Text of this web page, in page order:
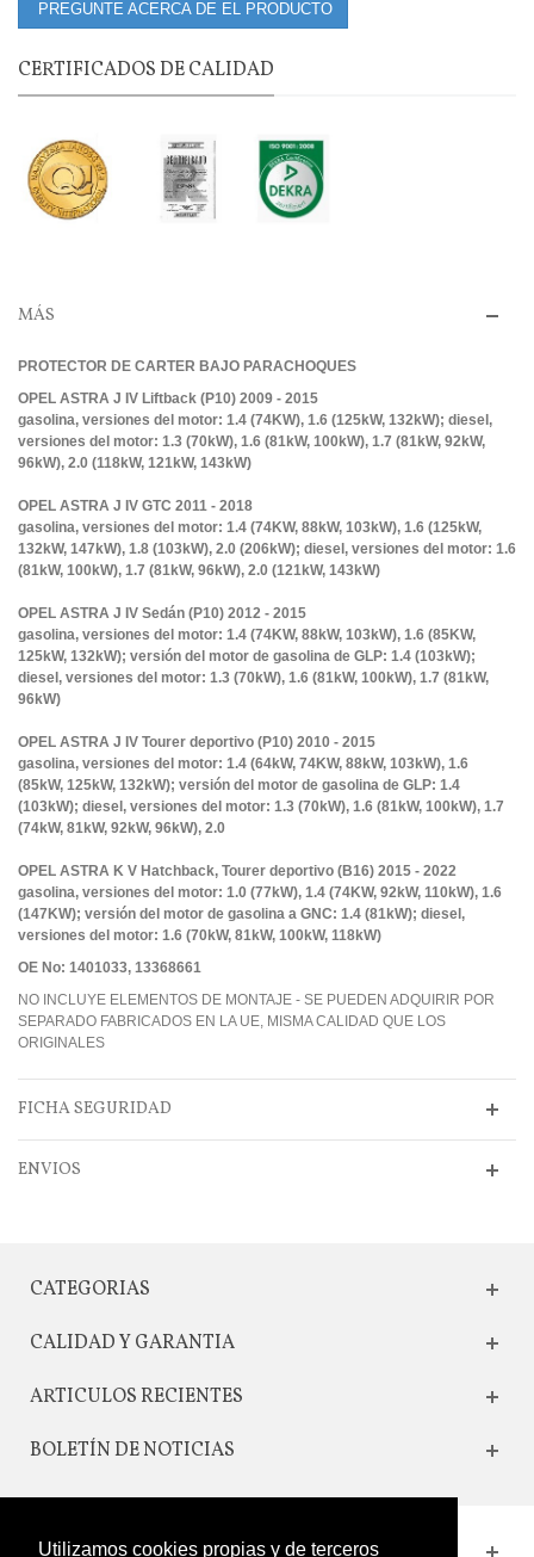
Utilizamos cookies propias y de terceros
PREGUNTE ACERCA DE EL PRODUCTO
CERTIFICADOS DE CALIDAD
MÁS
PROTECTOR DE CARTER BAJO PARACHOQUES
OPEL ASTRA J IV Liftback (P10) 2009 - 2015
gasolina, versiones del motor: 1.4 (74KW), 1.6 (125kW, 132kW); diesel,
versiones del motor: 1.3 (70kW), 1.6 (81kW, 100kW), 1.7 (81kW, 92kW,
96kW), 2.0 (118kW, 121kW, 143kW)
OPEL ASTRA J IV GTC 2011 - 2018
gasolina, versiones del motor: 1.4 (74KW, 88kW, 103kW), 1.6 (125kW,
132kW, 147kW), 1.8 (103kW), 2.0 (206kW); diesel, versiones del motor: 1.6
(81kW, 100kW), 1.7 (81kW, 96kW), 2.0 (121kW, 143kW)
OPEL ASTRA J IV Sedán (P10) 2012 - 2015
gasolina, versiones del motor: 1.4 (74KW, 88kW, 103kW), 1.6 (85KW,
125kW, 132kW); versión del motor de gasolina de GLP: 1.4 (103kW);
diesel, versiones del motor: 1.3 (70kW), 1.6 (81kW, 100kW), 1.7 (81kW,
96kW)
OPEL ASTRA J IV Tourer deportivo (P10) 2010 - 2015
gasolina, versiones del motor: 1.4 (64kW, 74KW, 88kW, 103kW), 1.6
(85kW, 125kW, 132kW); versión del motor de gasolina de GLP: 1.4
(103kW); diesel, versiones del motor: 1.3 (70kW), 1.6 (81kW, 100kW), 1.7
(74kW, 81kW, 92kW, 96kW), 2.0
OPEL ASTRA K V Hatchback, Tourer deportivo (B16) 2015 - 2022
gasolina, versiones del motor: 1.0 (77kW), 1.4 (74KW, 92kW, 110kW), 1.6
(147KW); versión del motor de gasolina a GNC: 1.4 (81kW); diesel,
versiones del motor: 1.6 (70kW, 81kW, 100kW, 118kW)
OE No: 1401033, 13368661
NO INCLUYE ELEMENTOS DE MONTAJE - SE PUEDEN ADQUIRIR POR
SEPARADO FABRICADOS EN LA UE, MISMA CALIDAD QUE LOS
ORIGINALES
FICHA SEGURIDAD
ENVIOS
CATEGORIAS
CALIDAD Y GARANTIA
ARTICULOS RECIENTES
BOLETÍN DE NOTICIAS